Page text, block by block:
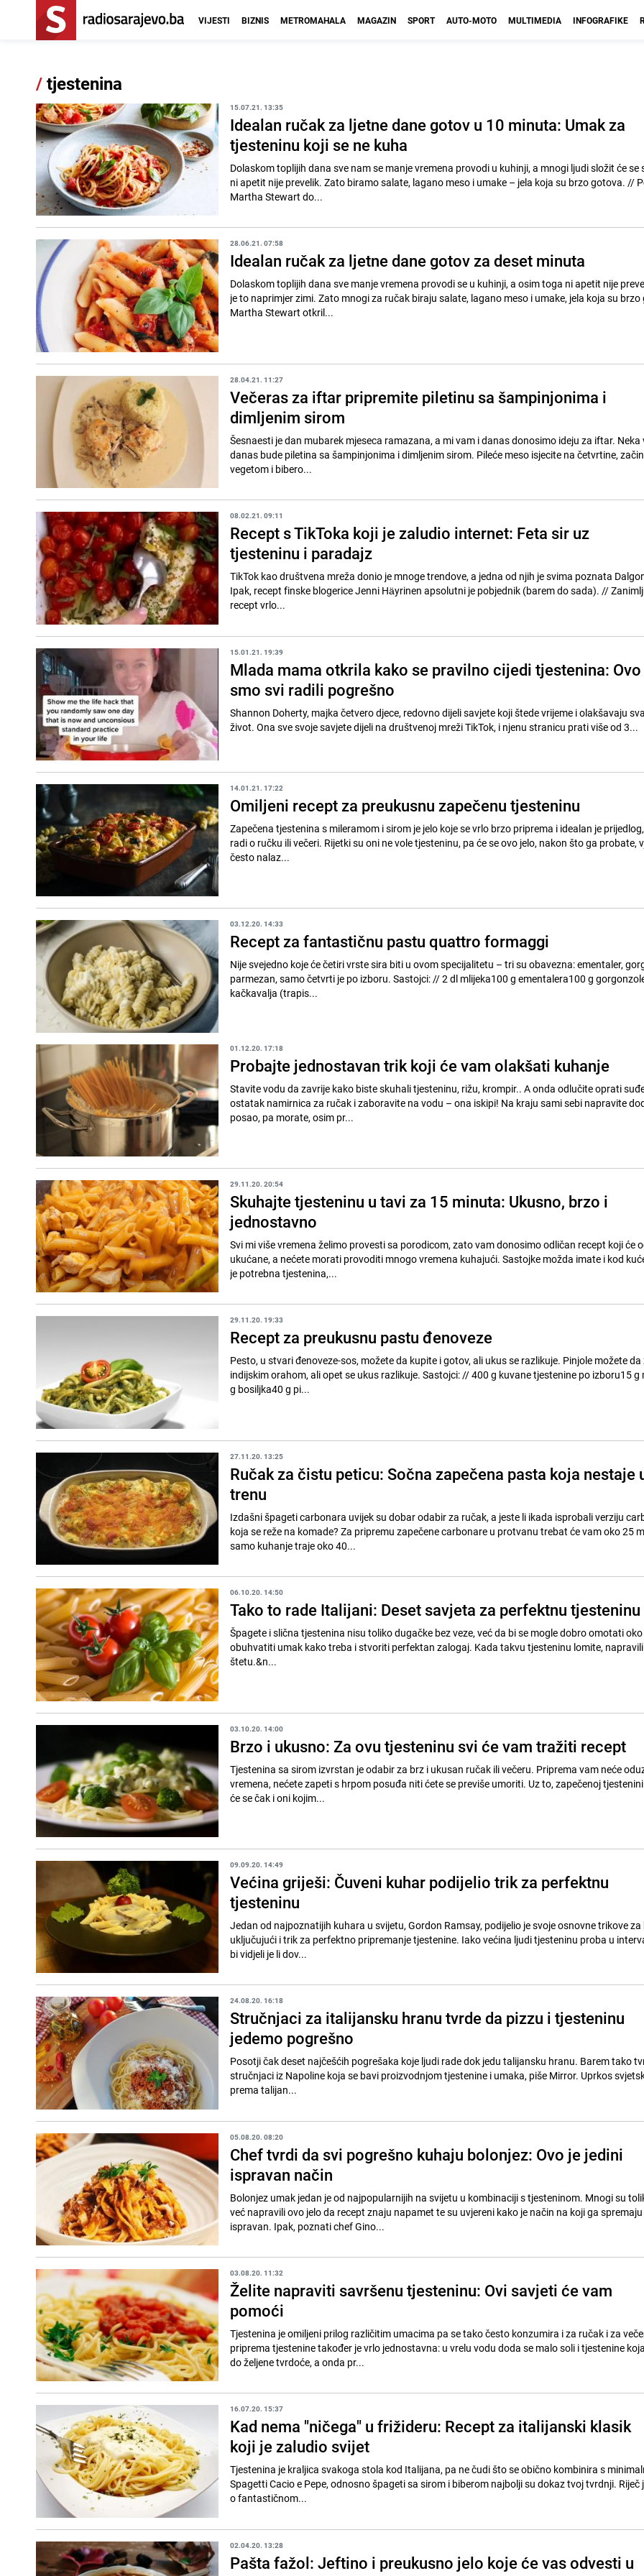
VIJESTI BIZNIS METROMAHALA MAGAZIN SPORT AUTO-MOTO MULTIMEDIA INFOGRAFIKE
/tjestenina
15.07.21. 13:35
Idealan ručak za ljetne dane gotov u 10 minuta: Umak za
tjesteninu koji se ne kuha
Dolaskom toplijih dana sve nam se manje vremena provodi u kuhinji, a mnogi ljudi složit će se
ni apetit nije prevelik. Zato biramo salate, lagano meso i umake – jela koja su brzo gotova. // Portal
Martha Stewart do...
28.06.21. 07:58
Idealan ručak za ljetne dane gotov za deset minuta
Dolaskom toplijih dana sve manje vremena provodi se u kuhinji, a osim toga ni apetit nije
je to naprimjer zimi. Zato mnogi za ručak biraju salate, lagano meso i umake, jela koja su
Martha Stewart otkril...
28.04.21. 11:27
Večeras za iftar pripremite piletinu sa šampinjonima i
dimljenim sirom
Šesnaesti je dan mubarek mjeseca ramazana, a mi vam i danas donosimo ideju za iftar. Neka
danas bude piletina sa šampinjonima i dimljenim sirom. Pileće meso isjecite na četvrtine,
vegetom i bibero...
08.02.21. 09:11
Recept s TikToka koji je zaludio internet: Feta sir uz
tjesteninu i paradajz
TikTok kao društvena mreža donio je mnoge trendove, a jedna od njih je svima poznata
Ipak, recept finske blogerice Jenni Häyrinen apsolutni je pobjednik (barem do sada). // Zanimljivo je da je
recept vrlo...
15.01.21. 19:39
Mlada mama otkrila kako se pravilno cijedi tjestenina: Ovo
smo svi radili pogrešno
Shannon Doherty, majka četvero djece, redovno dijeli savjete koji štede vrijeme i olakšavaju
život. Ona sve svoje savjete dijeli na društvenoj mreži TikTok, i njenu stranicu prati više od 3...
14.01.21. 17:22
Omiljeni recept za preukusnu zapečenu tjesteninu
Zapečena tjestenina s mileramom i sirom je jelo koje se vrlo brzo priprema i idealan je
radi o ručku ili večeri. Rijetki su oni ne vole tjesteninu, pa će se ovo jelo, nakon što ga probate,
često nalaz...
03.12.20. 14:33
Recept za fantastičnu pastu quattro formaggi
Nije svejedno koje će četiri vrste sira biti u ovom specijalitetu – tri su obavezna: ementaler,
parmezan, samo četvrti je po izboru. Sastojci: // 2 dl mlijeka100 g ementalera100 g gorgonzole50 g
kačkavalja (trapis...
01.12.20. 17:18
Probajte jednostavan trik koji će vam olakšati kuhanje
Stavite vodu da zavrije kako biste skuhali tjesteninu, rižu, krompir.. A onda odlučite oprati
ostatak namirnica za ručak i zaboravite na vodu – ona iskipi! Na kraju sami sebi napravite
posao, pa morate, osim pr...
29.11.20. 20:54
Skuhajte tjesteninu u tavi za 15 minuta: Ukusno, brzo i
jednostavno
Svi mi više vremena želimo provesti sa porodicom, zato vam donosimo odličan recept koji će
ukućane, a nećete morati provoditi mnogo vremena kuhajući. Sastojke možda imate i kod
je potrebna tjestenina,...
29.11.20. 19:33
Recept za preukusnu pastu đenoveze
Pesto, u stvari đenoveze-sos, možete da kupite i gotov, ali ukus se razlikuje. Pinjole možete
indijskim orahom, ali opet se ukus razlikuje. Sastojci: // 400 g kuvane tjestenine po izboru15 g maslaca60
g bosiljka40 g pi...
27.11.20. 13:25
Ručak za čistu peticu: Sočna zapečena pasta koja nestaje
trenu
Izdašni špageti carbonara uvijek su dobar odabir za ručak, a jeste li ikada isprobali verziju
koja se reže na komade? Za pripremu zapečene carbonare u protvanu trebat će vam oko 25
samo kuhanje traje oko 40...
06.10.20. 14:50
Tako to rade Italijani: Deset savjeta za perfektnu tjesteninu
Špagete i slična tjestenina nisu toliko dugačke bez veze, već da bi se mogle dobro omotati
obuhvatiti umak kako treba i stvoriti perfektan zalogaj. Kada takvu tjesteninu lomite,
štetu.&n...
03.10.20. 14:00
Brzo i ukusno: Za ovu tjesteninu svi će vam tražiti recept
Tjestenina sa sirom izvrstan je odabir za brz i ukusan ručak ili večeru. Priprema vam neće
vremena, nećete zapeti s hrpom posuđa niti ćete se previše umoriti. Uz to, zapečenoj
će se čak i oni kojim...
09.09.20. 14:49
Većina griješi: Čuveni kuhar podijelio trik za perfektnu
tjesteninu
Jedan od najpoznatijih kuhara u svijetu, Gordon Ramsay, podijelio je svoje osnovne trikove za
uključujući i trik za perfektno pripremanje tjestenine. Iako većina ljudi tjesteninu proba u intervalima kako
bi vidjeli je li dov...
24.08.20. 16:18
Stručnjaci za italijansku hranu tvrde da pizzu i tjesteninu
jedemo pogrešno
Posotji čak deset najčešćih pogrešaka koje ljudi rade dok jedu talijansku hranu. Barem tako
stručnjaci iz Napoline koja se bavi proizvodnjom tjestenine i umaka, piše Mirror. Uprkos
prema talijan...
05.08.20. 08:20
Chef tvrdi da svi pogrešno kuhaju bolonjez: Ovo je jedini
ispravan način
Bolonjez umak jedan je od najpopularnijih na svijetu u kombinaciji s tjesteninom. Mnogi su
već napravili ovo jelo da recept znaju napamet te su uvjereni kako je način na koji ga
ispravan. Ipak, poznati chef Gino...
03.08.20. 11:32
Želite napraviti savršenu tjesteninu: Ovi savjeti će vam
pomoći
Tjestenina je omiljeni prilog različitim umacima pa se tako često konzumira i za ručak i za
priprema tjestenine također je vrlo jednostavna: u vrelu vodu doda se malo soli i tjestenine
do željene tvrdoće, a onda pr...
16.07.20. 15:37
Kad nema "ničega" u frižideru: Recept za italijanski klasik
koji je zaludio svijet
Tjestenina je kraljica svakoga stola kod Italijana, pa ne čudi što se obično kombinira s
Spagetti Cacio e Pepe, odnosno špageti sa sirom i biberom najbolji su dokaz tvoj tvrdnji. Riječ
o fantastičnom...
02.04.20. 13:28
Pašta fažol: Jeftino i preukusno jelo koje će vas odvesti u